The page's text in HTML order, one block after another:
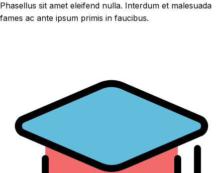
Phasellus sit amet eleifend nulla. Interdum et malesuada
fames ac ante ipsum primis in faucibus.